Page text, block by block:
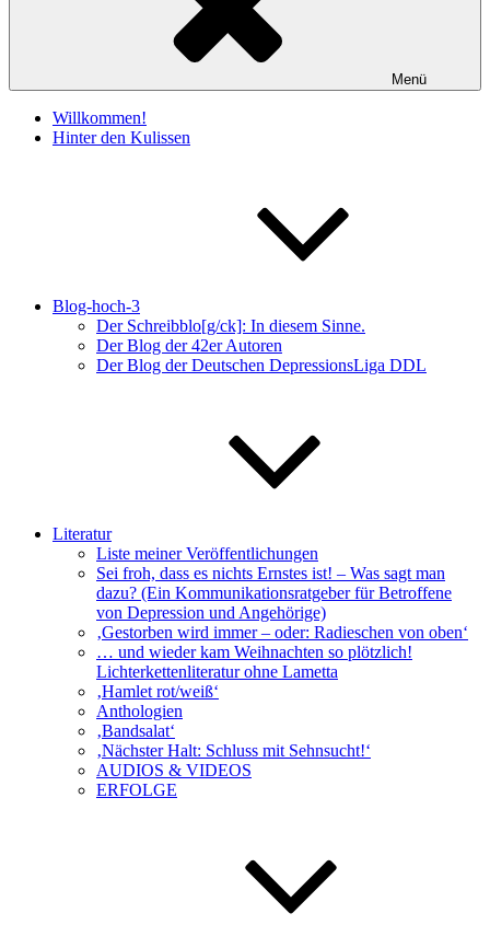
Menü
Willkommen!
Hinter den Kulissen
Blog-hoch-3
Der Schreibblo[g/ck]: In diesem Sinne.
Der Blog der 42er Autoren
Der Blog der Deutschen DepressionsLiga DDL
Literatur
Liste meiner Veröffentlichungen
Sei froh, dass es nichts Ernstes ist! – Was sagt man
dazu? (Ein Kommunikationsratgeber für Betroffene
von Depression und Angehörige)
‚Gestorben wird immer – oder: Radieschen von oben‘
… und wieder kam Weihnachten so plötzlich!
Lichterkettenliteratur ohne Lametta
‚Hamlet rot/weiß‘
Anthologien
‚Bandsalat‘
‚Nächster Halt: Schluss mit Sehnsucht!‘
AUDIOS & VIDEOS
ERFOLGE